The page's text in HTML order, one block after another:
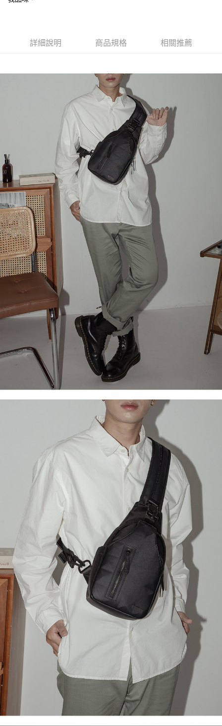
法說明評估內容。
2.透過簡訊連結打開帳單後，可選擇「超商條碼／台灣大直營門市／銀行轉
帳／街口支付／iPASS MONEY」等通路繳費。
1.本服務係由「台灣大哥大股份有限公司」（以下簡稱本公司）所提供，讓
用戶於交易時，得透過本服務購買商品或服務，並由商店將買賣／分期付款
買賣價金債權讓與本公司後，依約使用本公司帳單繳交帳款。
2.基於同意付款使用「大哥付你分期」之契約關係目的，商店將以您的個人
資料（包含姓名、電話或地址）提供予台灣大哥大進項蒐集、處理及利用，
由本公司與您本人進行分期帳單所需資料之確認、核對及更正。
3.完整用戶服務條款，請詳閱以下連結： https://oppay.tw/userRule
結帳頁面，進行簡訊認證並確認金額後，即可完成結帳。
※ 請注意：結帳手續完成當下不需立刻繳費，但若您需要取消訂單，請聯絡
購買商品的店家。未經商家同意取消之訂單仍視為有效，需透過AFTEE先享
※ 交易是否成功請以「AFTEE先享後付 」之結帳頁面顯示為準，若有關於
是否繳費成功／繳費後需取消欲退款等相關疑問，請聯繫「AFTEE先享後付
https://netprotections.freshdesk.com/support/home
１．透過由恩沛科技股份有限公司提供之「AFTEE先享後付」服務完成之交
易，需依本服務之必要範圍內提供個人資料，並將交易相關給付款項請求債
權轉讓予恩沛科技股份有限公司。
２．關於個人資料處理事宜，請瀏覽以下網址：
https://aftee.tw/terms/#terms3
３．未成年的使用者請事先徵得法定代理人或監護人之同意方可使用
「AFTEE先享後付」，若未經同意申辦者引起之損失，本公司不負相關責
任。
４．使用「AFTEE先享後付」時，將依據個別帳號之用戶狀況，依本公司即
時審查核予不同之上限額度；若仍有額度不足之情形，本公司將視審查結果
請求用戶進行身份認證。
５．嚴禁一人註冊多個帳號或使用他人資訊註冊。若發現惡意使用之情形，
恩沛科技股份有限公司將有權停止該用戶之使用額度並採取法律行動。
付款後全家取貨
萊爾富取貨付款
每筆NT$60，滿NT$2,000(含以上)免運費
付款後7-11取貨
每筆NT$60，滿NT$2,000(含以上)免運費
每筆NT$60，滿NT$2,000(含以上)免運費
宅配_離島
每筆NT$100
詳細說明 商品規格 相關推薦